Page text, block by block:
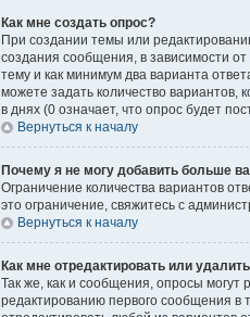
Как мне создать опрос?
При создании темы или
создания сообщения, в зависимости
тему и как минимум два варианта
можете задать количество
в днях (0 означает, что опрос будет
Вернуться к началу
Почему я не могу добавить больше
Ограничение количества вариантов
это ограничение, свяжитесь с
Вернуться к началу
Как мне отредактировать или
Так же, как и сообщения, опросы
редактированию первого сообщения в